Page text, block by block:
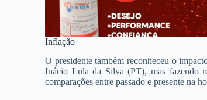
Inflação
O presidente também reconheceu o
Inácio Lula da Silva (PT), mas fazendo
comparações entre passado e presente na